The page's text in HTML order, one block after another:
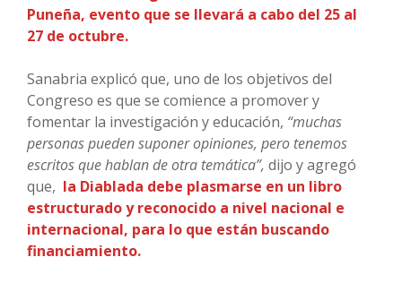
Puneña, evento que se llevará a cabo del 25 al
27 de octubre.
Sanabria explicó que, uno de los objetivos del
Congreso es que se comience a promover y
fomentar la investigación y educación, “muchas
personas pueden suponer opiniones, pero tenemos
escritos que hablan de otra temática”, dijo y agregó
que, la Diablada debe plasmarse en un libro
estructurado y reconocido a nivel nacional e
internacional, para lo que están buscando
financiamiento.